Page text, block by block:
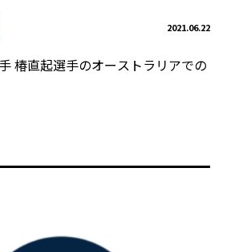
2021.06.22
椿直起選手のオーストラリアでの